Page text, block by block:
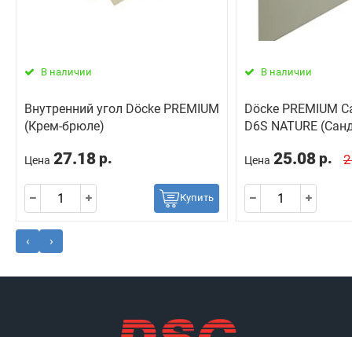
В наличии
Внутренний угол Döcke PREMIUM
(Крем-брюле)
Цена 27.18 р.
Купить
В наличии
Döcke PREMIUM
D6S NATURE
Цена 25.08 р.
‹ ›